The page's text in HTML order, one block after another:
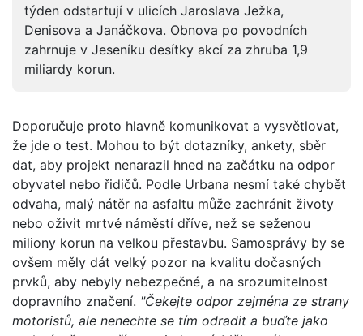
týden odstartují v ulicích Jaroslava Ježka,
Denisova a Janáčkova. Obnova po povodních
zahrnuje v Jeseníku desítky akcí za zhruba 1,9
miliardy korun.
Doporučuje proto hlavně komunikovat a vysvětlovat,
že jde o test. Mohou to být dotazníky, ankety, sběr
dat, aby projekt nenarazil hned na začátku na odpor
obyvatel nebo řidičů. Podle Urbana nesmí také chybět
odvaha, malý nátěr na asfaltu může zachránit životy
nebo oživit mrtvé náměstí dříve, než se seženou
miliony korun na velkou přestavbu. Samosprávy by se
ovšem měly dát velký pozor na kvalitu dočasných
prvků, aby nebyly nebezpečné, a na srozumitelnost
dopravního značení. "Čekejte odpor zejména ze strany
motoristů, ale nenechte se tím odradit a buďte jako